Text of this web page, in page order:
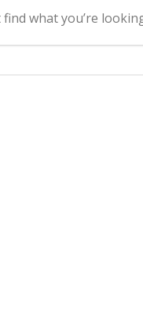
find what you’re